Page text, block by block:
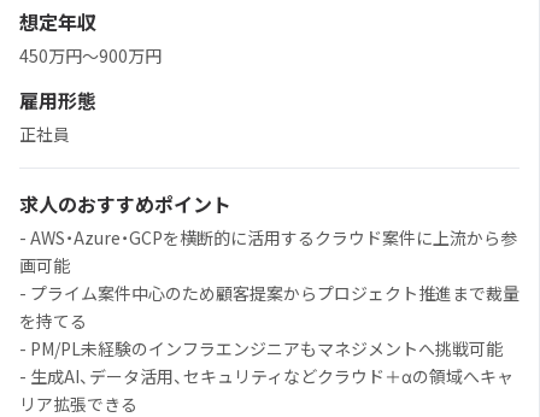
想定年収
450万円～900万円
雇用形態
正社員
求人のおすすめポイント
- AWS・Azure・GCPを横断的に活用するクラウド案件に上流から参
画可能
- プライム案件中心のため顧客提案からプロジェクト推進まで裁量
を持てる
- PM/PL未経験のインフラエンジニアもマネジメントへ挑戦可能
- 生成AI、データ活用、セキュリティなどクラウド＋αの領域へキャ
リア拡張できる